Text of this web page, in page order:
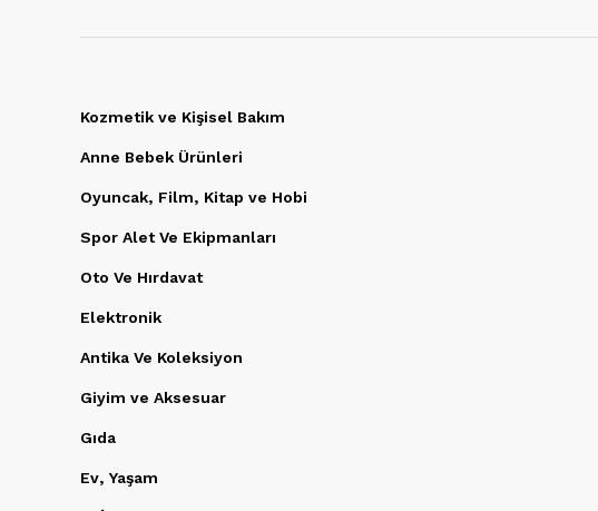
Kozmetik ve Kişisel Bakım
Anne Bebek Ürünleri
Oyuncak, Film, Kitap ve Hobi
Spor Alet Ve Ekipmanları
Oto Ve Hırdavat
Elektronik
Antika Ve Koleksiyon
Giyim ve Aksesuar
Gıda
Ev, Yaşam